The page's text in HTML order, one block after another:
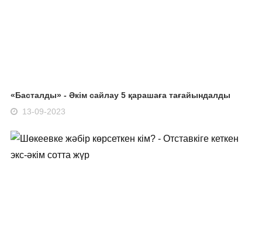
«Басталды» - Әкім сайлау 5 қарашаға тағайындалды
13-09-2023